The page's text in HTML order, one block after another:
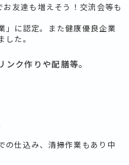
友達も増えそう！交流会等も
」に認定。また健康優良企業
た。
ク作りや配膳等。
の仕込み、清掃作業もあり中